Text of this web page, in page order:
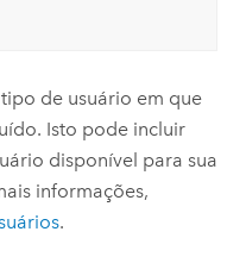
de usuário em que
Isto pode incluir
disponível para sua
informações,
.